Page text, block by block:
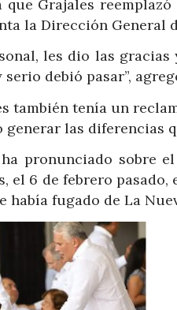
Grajales
la Dirección General
les dio las
debió pasar”,
también tenía un
generar las diferencias
pronunciado sobre
el 6 de febrero
había fugado de La